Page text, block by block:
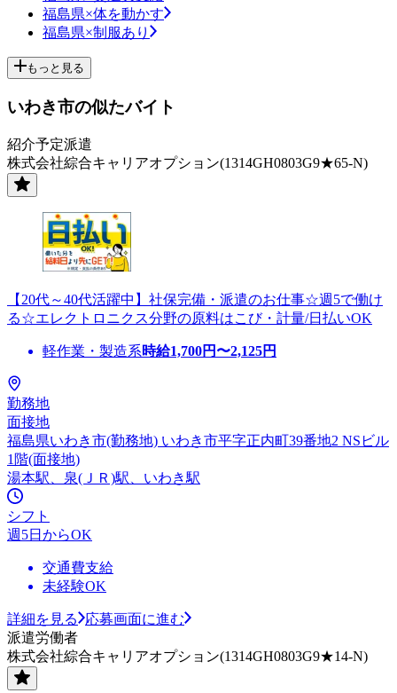
福島県×体を動かす
福島県×制服あり
もっと見る
いわき市の似たバイト
紹介予定派遣
株式会社綜合キャリアオプション(1314GH0803G9★65-N)
【20代～40代活躍中】社保完備・派遣のお仕事☆週5で働け
る☆エレクトロニクス分野の原料はこび・計量/日払いOK
軽作業・製造系時給1,700円〜2,125円
勤務地
面接地
福島県いわき市(勤務地) いわき市平字正内町39番地2 NSビル
1階(面接地)
湯本駅、泉(ＪＲ)駅、いわき駅
シフト
週5日からOK
交通費支給
未経験OK
詳細を見る
応募画面に進む
派遣労働者
株式会社綜合キャリアオプション(1314GH0803G9★14-N)